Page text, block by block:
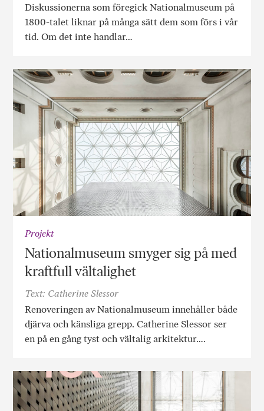
Diskussionerna som föregick Nationalmuseum på
1800-talet liknar på många sätt dem som förs i vår
tid. Om det inte handlar…
Projekt
Nationalmuseum smyger sig på med
kraftfull vältalighet
Text: Catherine Slessor
Renoveringen av Nationalmuseum innehåller både
djärva och känsliga grepp. Catherine Slessor ser
en på en gång tyst och vältalig arkitektur….